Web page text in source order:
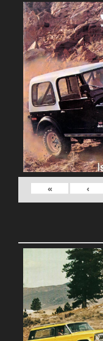
›
»